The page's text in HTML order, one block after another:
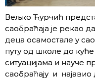
Вељко Ћурчић
саобраћаја је рекао
деца осамостале у
путу од школе до
ситуацијама и науче
саобраћају и